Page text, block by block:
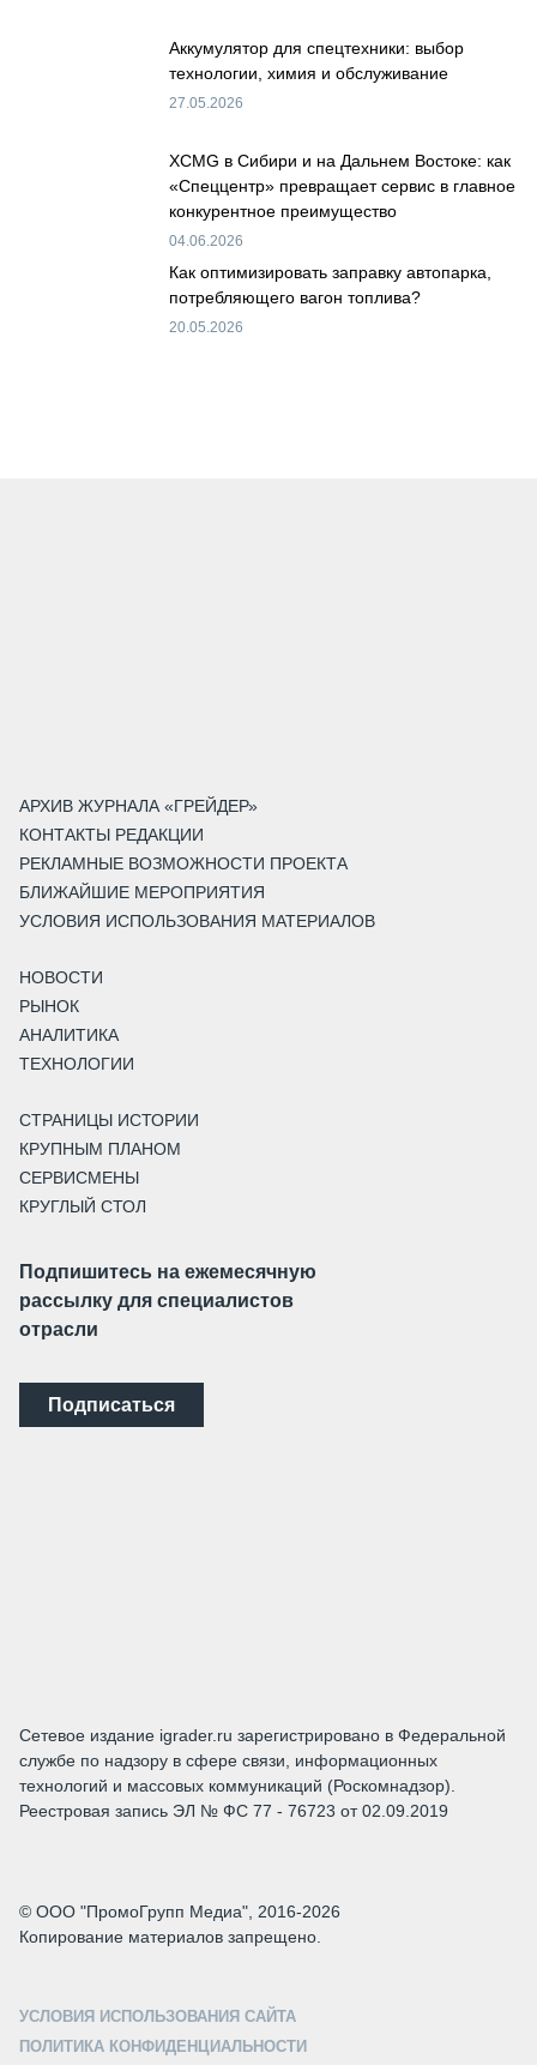
Аккумулятор для спецтехники: выбор
технологии, химия и обслуживание
27.05.2026
XCMG в Сибири и на Дальнем Востоке: как
«Спеццентр» превращает сервис в главное
конкурентное преимущество
04.06.2026
Как оптимизировать заправку автопарка,
потребляющего вагон топлива?
20.05.2026
АРХИВ ЖУРНАЛА «ГРЕЙДЕР»
КОНТАКТЫ РЕДАКЦИИ
РЕКЛАМНЫЕ ВОЗМОЖНОСТИ ПРОЕКТА
БЛИЖАЙШИЕ МЕРОПРИЯТИЯ
УСЛОВИЯ ИСПОЛЬЗОВАНИЯ МАТЕРИАЛОВ
НОВОСТИ
РЫНОК
АНАЛИТИКА
ТЕХНОЛОГИИ
СТРАНИЦЫ ИСТОРИИ
КРУПНЫМ ПЛАНОМ
СЕРВИСМЕНЫ
КРУГЛЫЙ СТОЛ
Подпишитесь на ежемесячную
рассылку для специалистов
отрасли
Подписаться
Сетевое издание igrader.ru зарегистрировано в Федеральной
службе по надзору в сфере связи, информационных
технологий и массовых коммуникаций (Роскомнадзор).
Реестровая запись ЭЛ № ФС 77 - 76723 от 02.09.2019
© ООО "ПромоГрупп Медиа", 2016-2026
Копирование материалов запрещено.
УСЛОВИЯ ИСПОЛЬЗОВАНИЯ САЙТА
ПОЛИТИКА КОНФИДЕНЦИАЛЬНОСТИ